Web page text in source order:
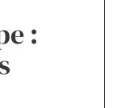
: